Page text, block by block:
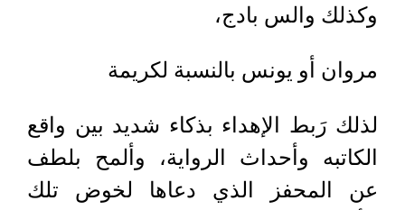
وكذلك والس بادج،
مروان أو يونس بالنسبة لكريمة
لذلك رَبط الإهداء بذكاء شديد بين واقع
الكاتبه وأحداث الرواية، وألمح بلطف
عن المحفز الذي دعاها لخوض تلك